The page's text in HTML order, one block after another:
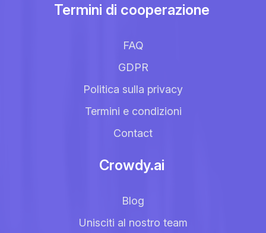
Termini di cooperazione
FAQ
GDPR
Politica sulla privacy
Termini e condizioni
Contact
Crowdy.ai
Blog
Unisciti al nostro team